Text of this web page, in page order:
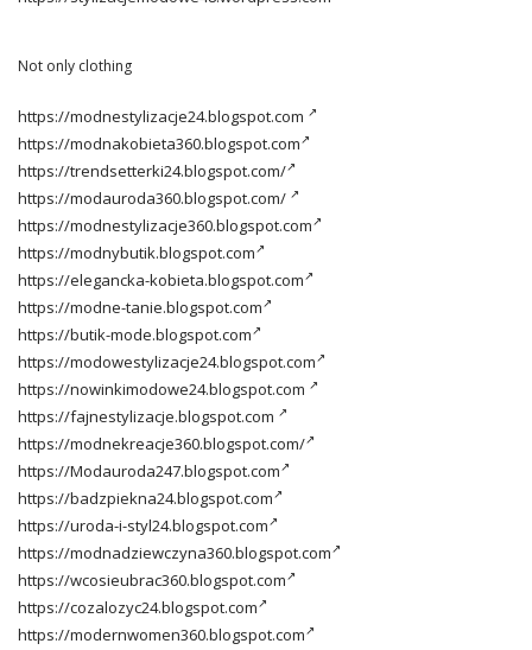
Not only clothing
https://modnestylizacje24.blogspot.com
https://modnakobieta360.blogspot.com
https://trendsetterki24.blogspot.com/
https://modauroda360.blogspot.com/
https://modnestylizacje360.blogspot.com
https://modnybutik.blogspot.com
https://elegancka-kobieta.blogspot.com
https://modne-tanie.blogspot.com
https://butik-mode.blogspot.com
https://modowestylizacje24.blogspot.com
https://nowinkimodowe24.blogspot.com
https://fajnestylizacje.blogspot.com
https://modnekreacje360.blogspot.com/
https://Modauroda247.blogspot.com
https://badzpiekna24.blogspot.com
https://uroda-i-styl24.blogspot.com
https://modnadziewczyna360.blogspot.com
https://wcosieubrac360.blogspot.com
https://cozalozyc24.blogspot.com
https://modernwomen360.blogspot.com